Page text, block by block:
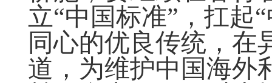
立“中国标准”，扛起
同心的优良传统，在
道，为维护中国海外